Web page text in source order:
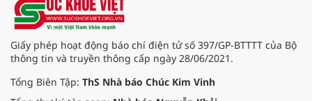
Giấy phép hoạt động báo chí điện tử số 397/GP-BTTTT của Bộ
thông tin và truyền thông cấp ngày 28/06/2021.
Tổng Biên Tập: ThS Nhà báo Chúc Kim Vinh